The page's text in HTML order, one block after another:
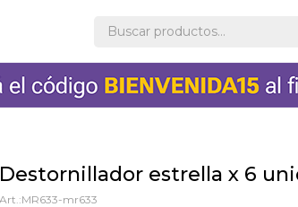
Destornillador estrella x 6
MR633-mr633